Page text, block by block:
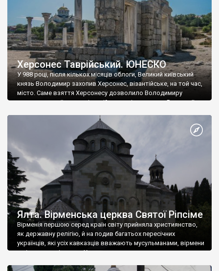
Херсонес Таврійський. ЮНЕСКО
У 988 році, після кількох місяців облоги, Великий київський
князь Володимир захопив Херсонес, візантійське, на той час,
місто. Саме взяття Херсонесу дозволило Володимиру
диктувати свої умови візантійському імператору Василю ІІ, та
Херсонесі Володимир-язичник, став Василем-християнином.
А потім було Хрещення Русі. На честь Херсонесу Таврійського
Ялта. Вірменська церква Святої Ріпсіме
Вірменія першою серед країн світу прийняла християнство,
як державну релігію, й на подив багатьох пересічних
українців, які усіх кавказців вважають мусульманами, вірмени
є відданими вірянами Христа